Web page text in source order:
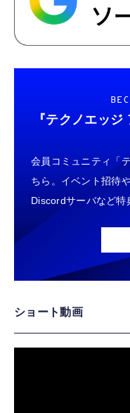
『テクノエッジ
会員コミュニティ「
ちら。イベント招待
Discordサーバなど特
ショート動画